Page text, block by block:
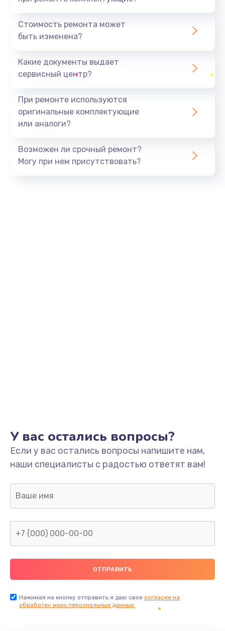
1600 руб.
Замена USB порта
Замена материнской платы
Заказать
Ремонт динамика
400 руб.
Заказать
Замена дисплея
1200 руб.
Заказать
Стоимость ремонта может
быть изменена?
Какие документы выдает
сервисный центр?
При ремонте используются
оригинальные комплектующие
или аналоги?
Возможен ли срочный ремонт?
Могу при нем присутствовать?
У вас остались вопросы?
Если у вас остались вопросы напишите нам,
наши специалисты с радостью ответят вам!
Нажимая на кнопку отправить я даю свое согласие на
обработку моих персональных данных.